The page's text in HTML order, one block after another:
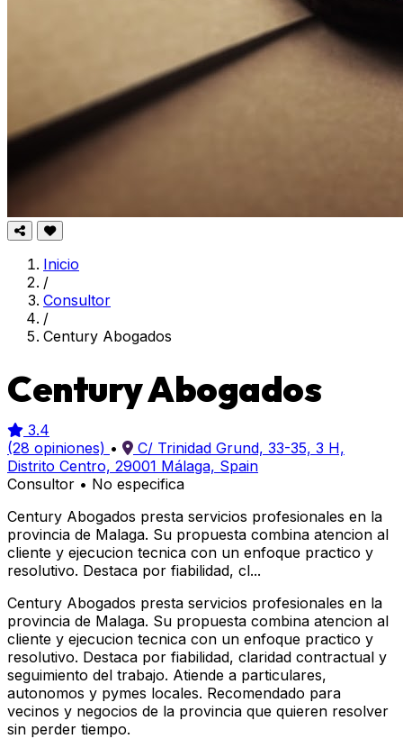
Inicio
/
Consultor
/
Century Abogados
Century Abogados
3.4
(28 opiniones) •
C/ Trinidad Grund, 33-35, 3 H,
Distrito Centro, 29001 Málaga, Spain
Consultor • No especifica
Century Abogados presta servicios profesionales en la
provincia de Malaga. Su propuesta combina atencion al
cliente y ejecucion tecnica con un enfoque practico y
resolutivo. Destaca por fiabilidad, cl...
Century Abogados presta servicios profesionales en la
provincia de Malaga. Su propuesta combina atencion al
cliente y ejecucion tecnica con un enfoque practico y
resolutivo. Destaca por fiabilidad, claridad contractual y
seguimiento del trabajo. Atiende a particulares,
autonomos y pymes locales. Recomendado para
vecinos y negocios de la provincia que quieren resolver
sin perder tiempo.